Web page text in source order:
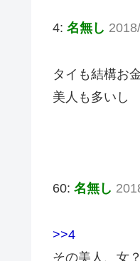
4: 名無し
タイも結構お
美人も多いし
60: 名無し
>>4
その美人、女？